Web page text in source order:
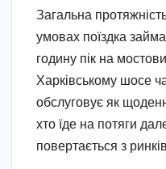
Загальна
умовах поїздка
годину пік на
Харківському шосе
обслуговує як
хто їде на потяги
повертається з